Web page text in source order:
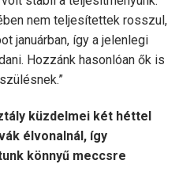
nem teljesítettek rosszul,
januárban, így a jelenlegi
Hozzánk hasonlóan ők is
küzdelmei két héttel
élvonalnál, így
könnyű meccsre